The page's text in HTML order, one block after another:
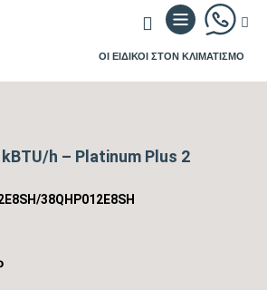
ΟΙ ΕΙΔΙΚΟΙ ΣΤΟΝ ΚΛΙΜΑΤΙΣΜΟ
kBTU/h – Platinum Plus 2
38QHP012E8SH